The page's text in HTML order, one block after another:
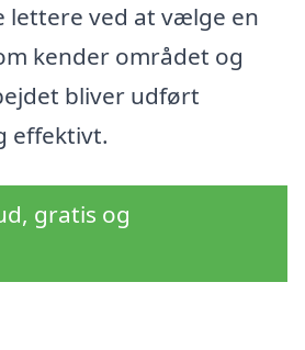
lettere ved at vælge en
kender området og
bliver udført
effektivt.
gratis og